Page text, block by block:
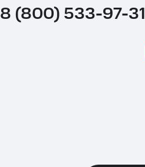
8 (800) 533-97-31